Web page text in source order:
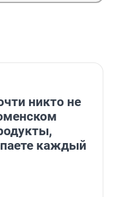
никто не
каждый